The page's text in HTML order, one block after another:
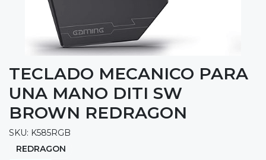
TECLADO MECANICO PARA
UNA MANO DITI SW
BROWN REDRAGON
SKU: K585RGB
REDRAGON